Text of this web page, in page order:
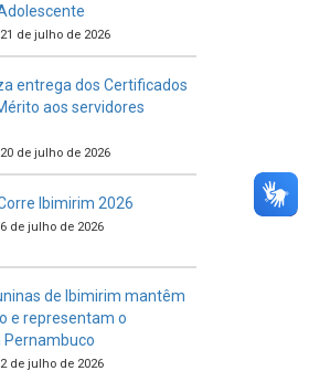
Questionadas
Municipal dos Direitos da
entrega dos Certificados
aos servidores
de julho de 2026